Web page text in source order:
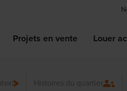
Projets en vente Louer
Histoires du quartier